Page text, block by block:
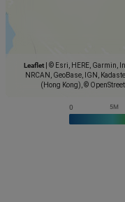
Leaflet
© Esri, HERE, Garmin,
NRCAN, GeoBase, IGN,
(Hong Kong), ©